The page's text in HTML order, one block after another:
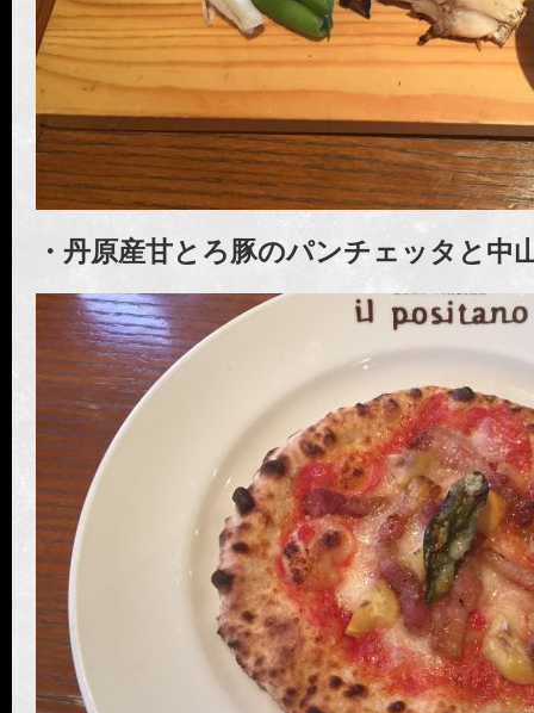
・丹原産甘とろ豚のパンチェッタと中